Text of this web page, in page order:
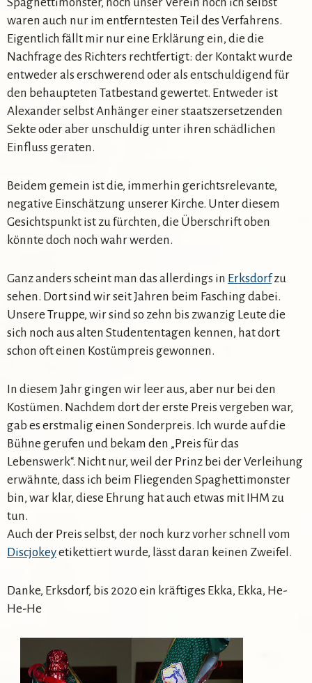
Spaghettimonster, noch unser Verein noch ich selbst
waren auch nur im entferntesten Teil des Verfahrens.
Eigentlich fällt mir nur eine Erklärung ein, die die
Nachfrage des Richters rechtfertigt: der Kontakt wurde
entweder als erschwerend oder als entschuldigend für
den behaupteten Tatbestand gewertet. Entweder ist
Alexander selbst Anhänger einer staatszersetzenden
Sekte oder aber unschuldig unter ihren schädlichen
Einfluss geraten.
Beidem gemein ist die, immerhin gerichtsrelevante,
negative Einschätzung unserer Kirche. Unter diesem
Gesichtspunkt ist zu fürchten, die Überschrift oben
könnte doch noch wahr werden.
Ganz anders scheint man das allerdings in Erksdorfzu
sehen. Dort sind wir seit Jahren beim Fasching dabei.
Unsere Truppe, wir sind so zehn bis zwanzig Leute die
sich noch aus alten Studententagen kennen, hat dort
schon oft einen Kostümpreis gewonnen.
In diesem Jahr gingen wir leer aus, aber nur bei den
Kostümen. Nachdem dort der erste Preis vergeben war,
gab es erstmalig einen Sonderpreis. Ich wurde auf die
Bühne gerufen und bekam den „Preis für das
Lebenswerk“. Nicht nur, weil der Prinz bei der Verleihung
erwähnte, dass ich beim Fliegenden Spaghettimonster
bin, war klar, diese Ehrung hat auch etwas mit IHM zu
tun.
Auch der Preis selbst, der noch kurz vorher schnell vom
Discjokeyetikettiert wurde, lässt daran keinen Zweifel.
Danke, Erksdorf, bis 2020 ein kräftiges Ekka, Ekka, He-
He-He